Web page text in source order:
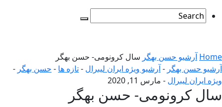
Home آرشیو حسن بهگر سال کرونومی- حسن بهگر
آرشیو حسن بهگر -آرشیو ویژه ایران لیبرال -تازه ها - حسن بهگر -
ویژه ایران لیبرال - مارس 11, 2020
سال کرونومی- حسن بهگر